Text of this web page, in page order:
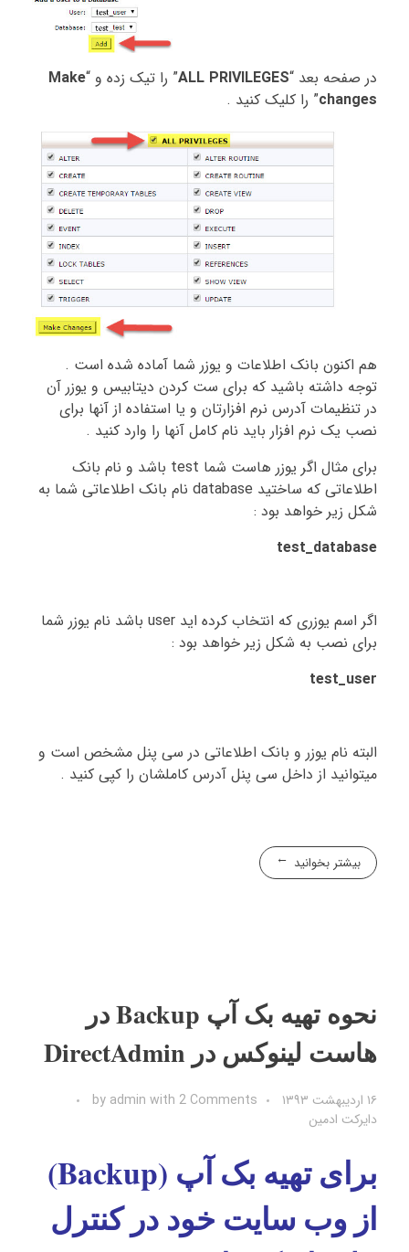
در صفحه بعد “ALL PRIVILEGES” را تیک زده و “ Make
changes
” را کلیک کنید .
هم اکنون بانک اطلاعات و یوزر شما آماده شده است .
توجه داشته باشید که برای ست کردن دیتابیس و یوزر آن
در تنظیمات آدرس نرم افزارتان و یا استفاده از آنها برای
نصب یک نرم افزار باید نام کامل آنها را وارد کنید .
برای مثال اگر یوزر هاست شما test باشد و نام بانک
اطلاعاتی که ساختید database نام بانک اطلاعاتی شما به
شکل زیر خواهد بود :
test_database
اگر اسم یوزری که انتخاب کرده اید user باشد نام یوزر شما
برای نصب به شکل زیر خواهد بود :
test_user
البته نام یوزر و بانک اطلاعاتی در سی پنل مشخص است و
میتوانید از داخل سی پنل آدرس کاملشان را کپی کنید .
بیشتر بخوانید
نحوه تهیه بک آپ Backup در
هاست لینوکس در DirectAdmin
۱۶ اردیبهشت ۱۳۹۳ by admin with 2 Comments
دایرکت ادمین
برای تهیه بک آپ (Backup)
از وب سایت خود در کنترل